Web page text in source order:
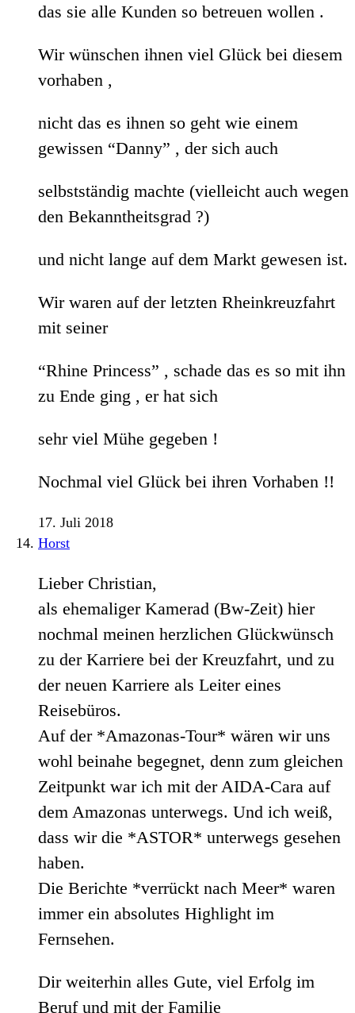
das sie alle Kunden so betreuen wollen .
Wir wünschen ihnen viel Glück bei diesem
vorhaben ,
nicht das es ihnen so geht wie einem
gewissen “Danny” , der sich auch
selbstständig machte (vielleicht auch wegen
den Bekanntheitsgrad ?)
und nicht lange auf dem Markt gewesen ist.
Wir waren auf der letzten Rheinkreuzfahrt
mit seiner
“Rhine Princess” , schade das es so mit ihn
zu Ende ging , er hat sich
sehr viel Mühe gegeben !
Nochmal viel Glück bei ihren Vorhaben !!
17. Juli 2018
Horst
Lieber Christian,
als ehemaliger Kamerad (Bw-Zeit) hier
nochmal meinen herzlichen Glückwünsch
zu der Karriere bei der Kreuzfahrt, und zu
der neuen Karriere als Leiter eines
Reisebüros.
Auf der *Amazonas-Tour* wären wir uns
wohl beinahe begegnet, denn zum gleichen
Zeitpunkt war ich mit der AIDA-Cara auf
dem Amazonas unterwegs. Und ich weiß,
dass wir die *ASTOR* unterwegs gesehen
haben.
Die Berichte *verrückt nach Meer* waren
immer ein absolutes Highlight im
Fernsehen.
Dir weiterhin alles Gute, viel Erfolg im
Beruf und mit der Familie